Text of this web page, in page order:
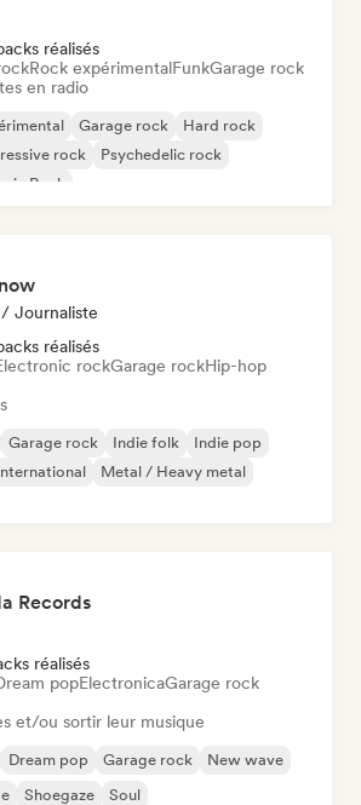
réalisés
Rock expérimentalFunkGarage rock
en radio
Garage rock
Hard rock
rock
Psychedelic rock
Rock
Journaliste
réalisés
rockGarage rockHip-hop
Garage rock Indie folk
Indie pop
Metal / Heavy metal
Records
réalisés
popElectronicaGarage rock
et/ou sortir leur musique
Dream pop Garage rock
New wave
Shoegaze Soul